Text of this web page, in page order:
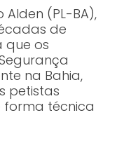
(PL-BA),
de
que os
na Bahia,
petistas
técnica